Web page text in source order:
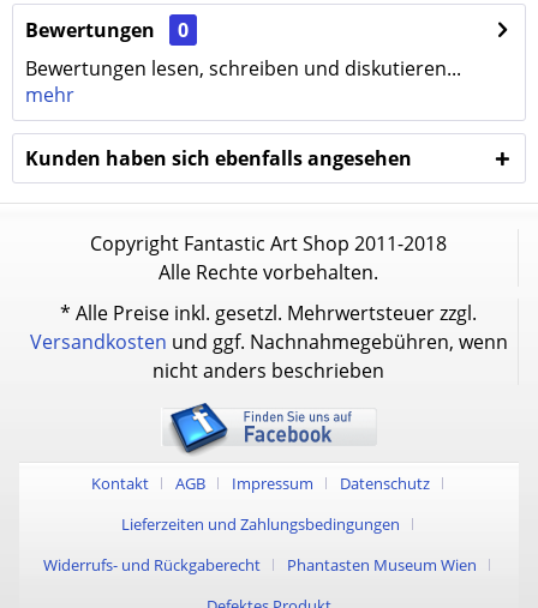
Bewertungen
0
Bewertungen lesen, schreiben und diskutieren...
mehr
Kunden haben sich ebenfalls angesehen
Copyright Fantastic Art Shop 2011-2018
Alle Rechte vorbehalten.
* Alle Preise inkl. gesetzl. Mehrwertsteuer zzgl.
Versandkosten und ggf. Nachnahmegebühren, wenn
nicht anders beschrieben
Kontakt AGB Impressum
Datenschutz
Lieferzeiten und Zahlungsbedingungen
Widerrufs- und Rückgaberecht
Phantasten Museum Wien